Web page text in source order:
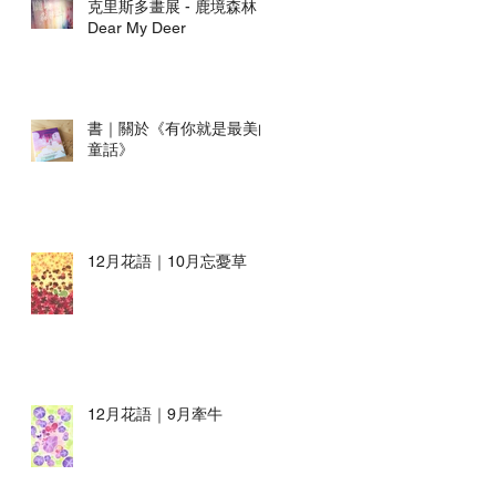
克里斯多畫展 - 鹿境森林
Dear My Deer
書｜關於《有你就是最美的
童話》
12月花語｜10月忘憂草
12月花語｜9月牽牛